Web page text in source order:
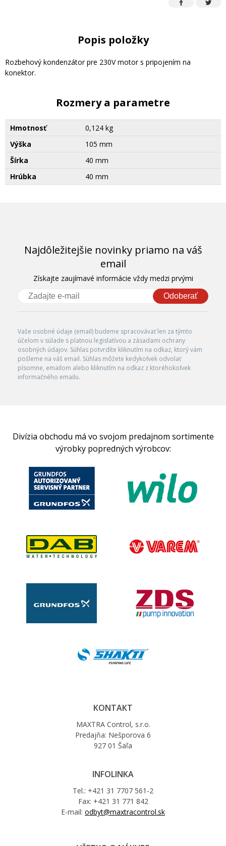
Popis položky
Rozbehový kondenzátor pre 230V motor s pripojením na
konektor.
Rozmery a parametre
Hmotnosť
0,124 kg
Výška
105 mm
Šírka
40 mm
Hrúbka
40 mm
Najdôležitejšie novinky priamo na váš
email
Získajte zaujímavé informácie vždy medzi prvými
Odoberať
Vaše osobné údaje (email) budeme spracovávať len za týmto
účelom v súlade s platnou legislatívou a zásadami ochrany
osobných údajov. Súhlas potvrdíte kliknutím na odkaz, ktorý vám
pošleme na váš email. Súhlas môžete kedykoľvek odvolať
písomne, emailom alebo kliknutím na odkaz z ktoréhokoľvek
informačného emailu.
Divízia obchodu má vo svojom predajnom sortimente
výrobky popredných výrobcov:
KONTAKT
MAXTRA Control, s.r.o.
Predajňa: Nešporova 6
927 01 Šaľa
INFOLINKA
Tel.: +421 31 7707 561-2
Fax: +421 31 771 842
E-mail: odbyt@maxtracontrol.sk